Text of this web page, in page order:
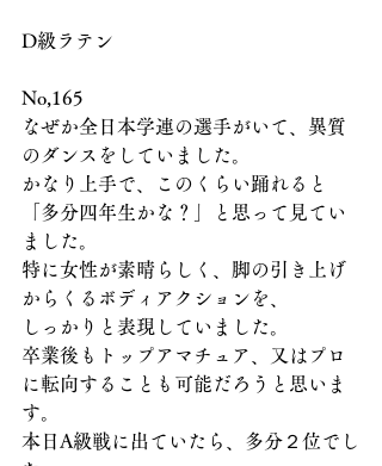
D級ラテン
No,165
なぜか全日本学連の選手がいて、異質
のダンスをしていました。
かなり上手で、このくらい踊れると
「多分四年生かな？」と思って見てい
ました。
特に女性が素晴らしく、脚の引き上げ
からくるボディアクションを、
しっかりと表現していました。
卒業後もトップアマチュア、又はプロ
に転向することも可能だろうと思いま
す。
本日A級戦に出ていたら、多分２位でし